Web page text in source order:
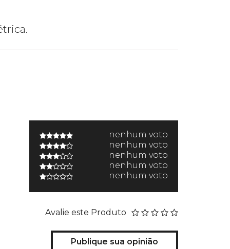
nenhum voto
nenhum voto
nenhum voto
nenhum voto
nenhum voto
Avalie este Produto
Publique sua opinião